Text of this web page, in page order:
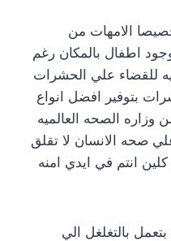
الامهات من
اطفال بالمكان رغم
للقضاء علي الحشرات
بتوفير افضل انواع
وزاره الصحه العالميه
صحه الانسان لا تقلق
انتم في ايدي امنه
بالتغلغل الي